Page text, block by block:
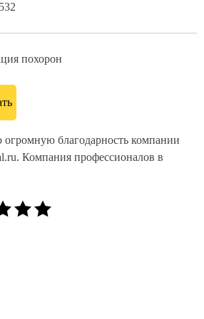
похорон
благодарность компании
Компания профессионалов в